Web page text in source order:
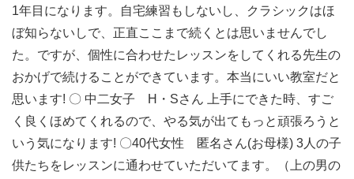
1年目になります。自宅練習もしないし、クラシックはほ
ぼ知らないしで、正直ここまで続くとは思いませんでし
た。ですが、個性に合わせたレッスンをしてくれる先生の
おかげで続けることができています。本当にいい教室だと
思います! 〇 中二女子 H・Sさん 上手にできた時、すご
く良くほめてくれるので、やる気が出てもっと頑張ろうと
いう気になります! 〇40代女性 匿名さん(お母様) 3人の子
供たちをレッスンに通わせていただいてます。（上の男の